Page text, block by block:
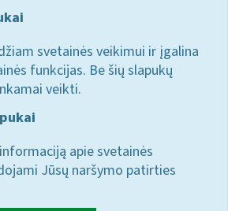
svetainės veikimui ir įgalina
funkcijas. Be šių slapukų
veikti.
apie svetainės
Jūsų naršymo patirties